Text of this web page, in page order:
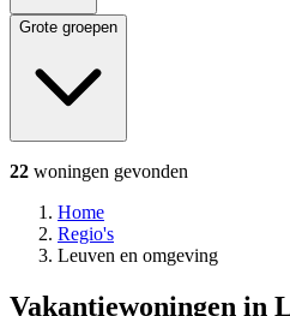
Grote groepen
22 woningen gevonden
Home
Regio's
Leuven en omgeving
Vakantiewoningen in